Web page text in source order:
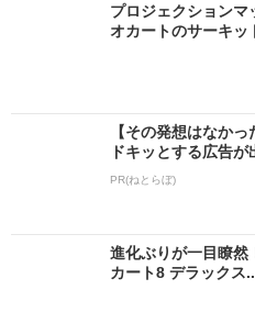
プロジェクションマ
オカートのサーキ
【その発想はなか
ドキッとする広告が
PR(ねとらぼ)
進化ぶりが一目瞭
カート8 デラックス